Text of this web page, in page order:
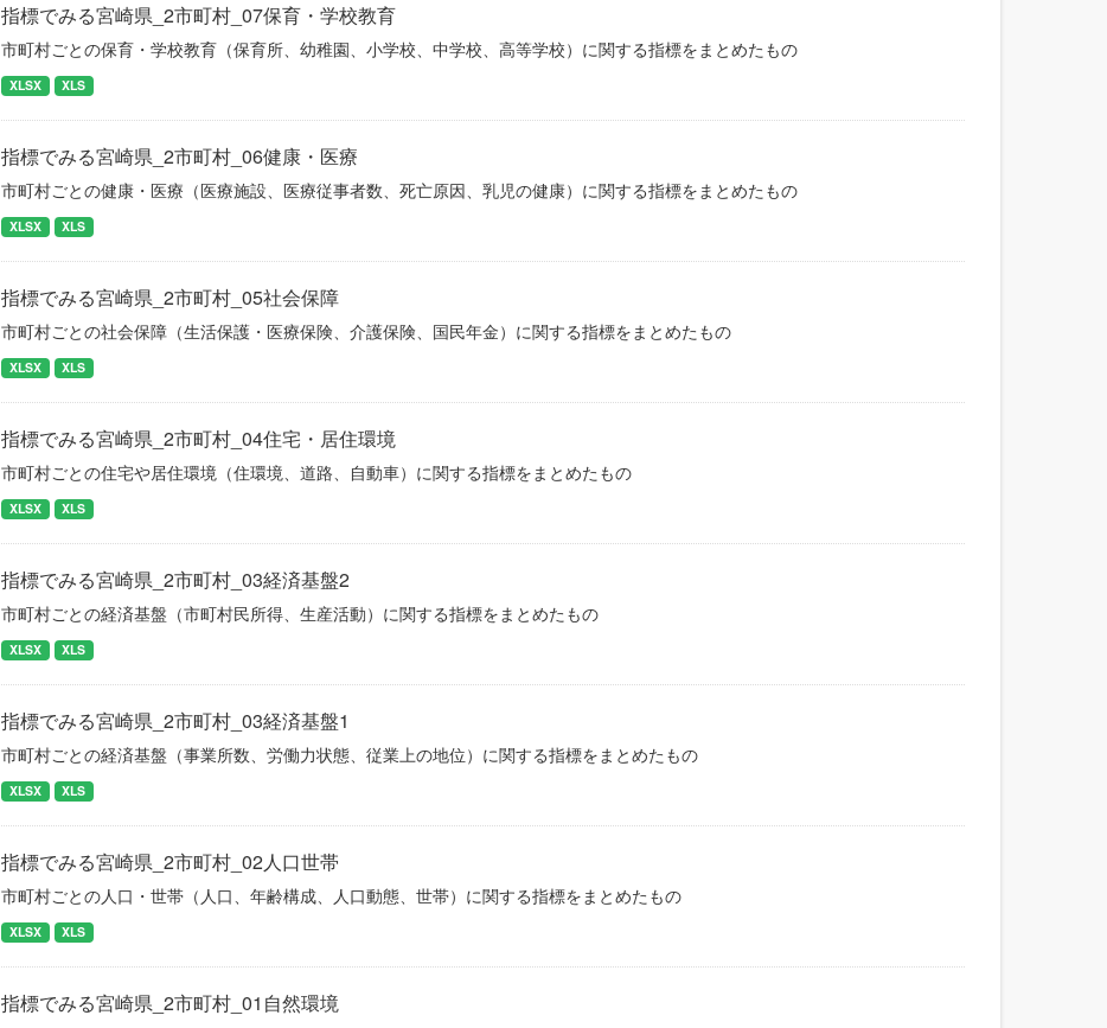
指標でみる宮崎県_2市町村_07保育・学校教育
市町村ごとの保育・学校教育（保育所、幼稚園、小学校、中学校、高等学校）に関する指標をまとめたもの
XLSX XLS
指標でみる宮崎県_2市町村_06健康・医療
市町村ごとの健康・医療（医療施設、医療従事者数、死亡原因、乳児の健康）に関する指標をまとめたもの
XLSX XLS
指標でみる宮崎県_2市町村_05社会保障
市町村ごとの社会保障（生活保護・医療保険、介護保険、国民年金）に関する指標をまとめたもの
XLSX XLS
指標でみる宮崎県_2市町村_04住宅・居住環境
市町村ごとの住宅や居住環境（住環境、道路、自動車）に関する指標をまとめたもの
XLSX XLS
指標でみる宮崎県_2市町村_03経済基盤2
市町村ごとの経済基盤（市町村民所得、生産活動）に関する指標をまとめたもの
XLSX XLS
指標でみる宮崎県_2市町村_03経済基盤1
市町村ごとの経済基盤（事業所数、労働力状態、従業上の地位）に関する指標をまとめたもの
XLSX XLS
指標でみる宮崎県_2市町村_02人口世帯
市町村ごとの人口・世帯（人口、年齢構成、人口動態、世帯）に関する指標をまとめたもの
XLSX XLS
指標でみる宮崎県_2市町村_01自然環境